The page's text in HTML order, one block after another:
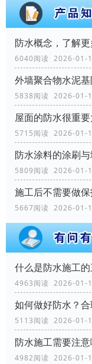
防水概念，了解更
6040阅读 2026-01-
外墙聚合物水泥
5838阅读 2026-01-
屋面的防水很重
5715阅读 2026-01-
防水涂料的涂刷
5809阅读 2026-01-
施工后不需要做
5667阅读 2026-01-
什么是防水施工
4963阅读 2026-01-
如何做好防水？
5113阅读 2026-01-
防水施工需要注
4982阅读 2026-01-